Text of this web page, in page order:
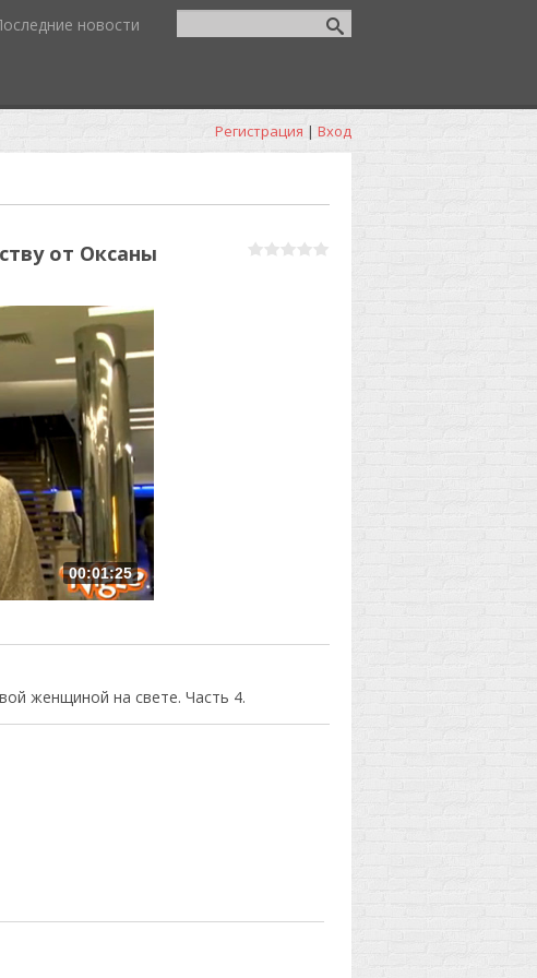
новости
Регистрация | Вход
от Оксаны
00:01:25
женщиной на свете. Часть 4.